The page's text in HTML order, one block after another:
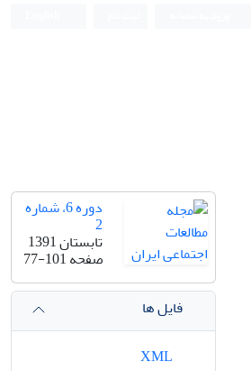
دوره 6، شماره
2
تابستان 1391
صفحه77-101
فایل ها